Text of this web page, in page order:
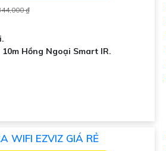
₫
Hồng Ngoại Smart IR.
WIFI EZVIZ GIÁ RẺ